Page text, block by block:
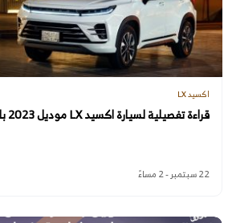
اكسيد LX
قراءة تفصيلية لسيارة اكسيد LX موديل 2023 بالسعودية
22 سبتمبر - 2 مساءً